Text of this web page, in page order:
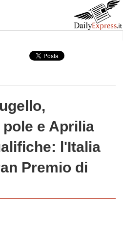
e Aprilia
l'Italia
Premio di